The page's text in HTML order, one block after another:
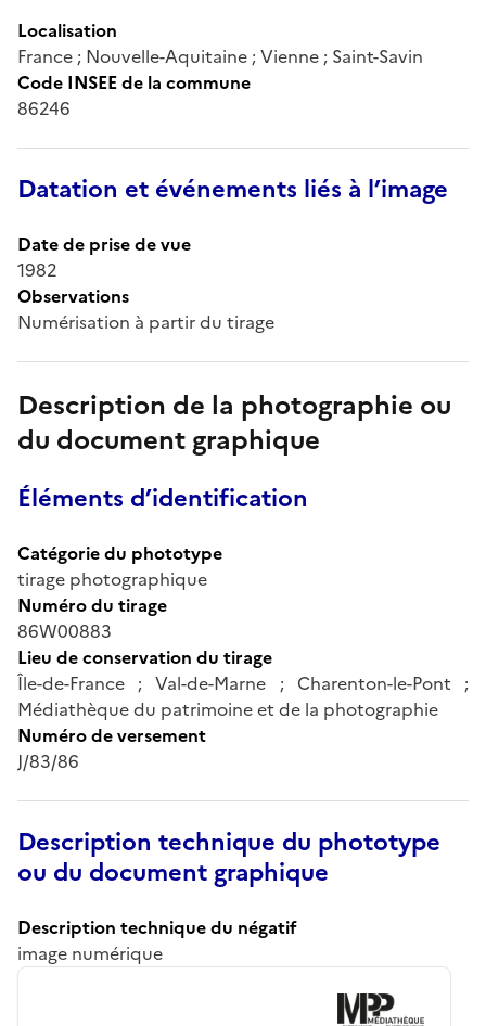
Localisation
France ; Nouvelle-Aquitaine ; Vienne ; Saint-Savin
Code INSEE de la commune
86246
Datation et événements liés à l’image
Date de prise de vue
1982
Observations
Numérisation à partir du tirage
Description de la photographie ou
du document graphique
Éléments d’identification
Catégorie du phototype
tirage photographique
Numéro du tirage
86W00883
Lieu de conservation du tirage
Île-de-France ; Val-de-Marne ; Charenton-le-Pont ;
Médiathèque du patrimoine et de la photographie
Numéro de versement
J/83/86
Description technique du phototype
ou du document graphique
Description technique du négatif
image numérique